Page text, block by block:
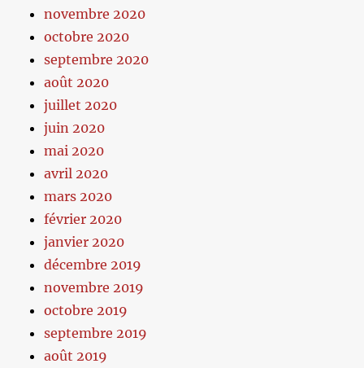
novembre 2020
octobre 2020
septembre 2020
août 2020
juillet 2020
juin 2020
mai 2020
avril 2020
mars 2020
février 2020
janvier 2020
décembre 2019
novembre 2019
octobre 2019
septembre 2019
août 2019